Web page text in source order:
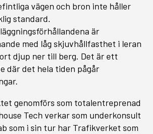
vägen och bron inte håller
standard.
är
med låg skjuvhållfasthet i leran
djup ner till berg. Det är ett
där det hela tiden pågår
genomförs som totalentreprenad
Tech verkar som underkonsult
som i sin tur har Trafikverket som